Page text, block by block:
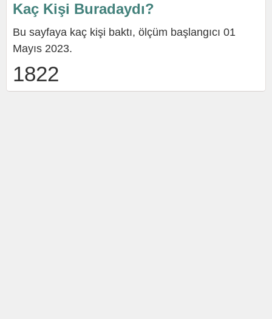
Kaç Kişi Buradaydı?
Bu sayfaya kaç kişi baktı, ölçüm başlangıcı 01
Mayıs 2023.
1822